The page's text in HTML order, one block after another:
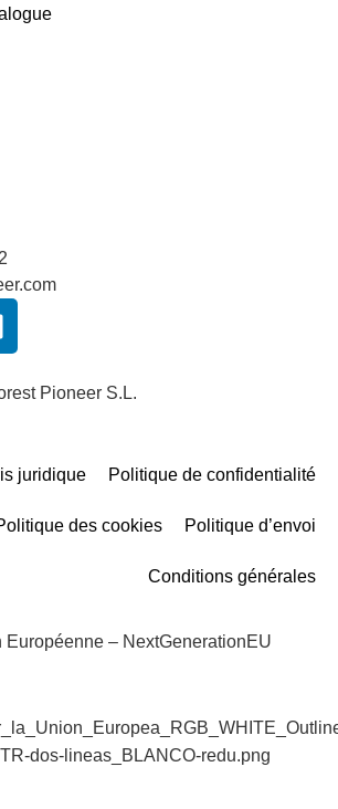
Pioneer S.L.
juridique Politique de confidentialité
des cookies Politique d’envoi
Conditions générales
Européenne – NextGenerationEU